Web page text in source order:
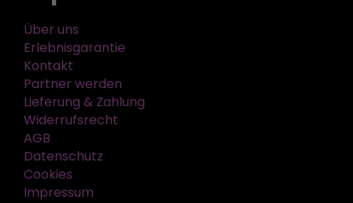
Über uns
Erlebnisgarantie
Kontakt
Partner werden
Lieferung & Zahlung
Widerrufsrecht
AGB
Datenschutz
Cookies
Impressum